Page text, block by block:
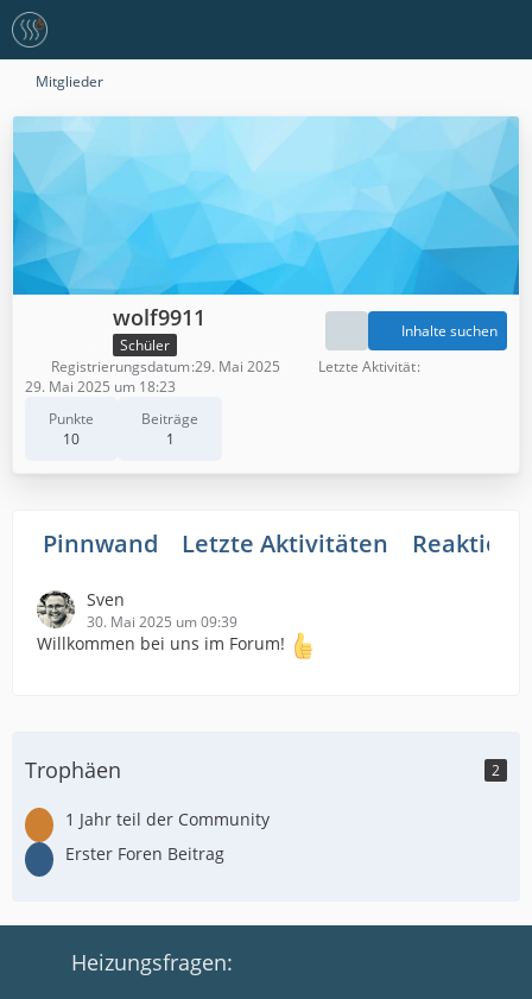
Mitglieder
wolf9911
Schüler
Punkte
10
Beiträge
1
Inhalte suchen
Registrierungsdatum 29. Mai 2025
Letzte Aktivität
29. Mai 2025 um 18:23
Pinnwand Letzte Aktivitäten
Sven
30. Mai 2025 um 09:39
Willkommen bei uns im Forum!
Trophäen 2
1 Jahr teil der Community
Erster Foren Beitrag
Heizungsfragen: